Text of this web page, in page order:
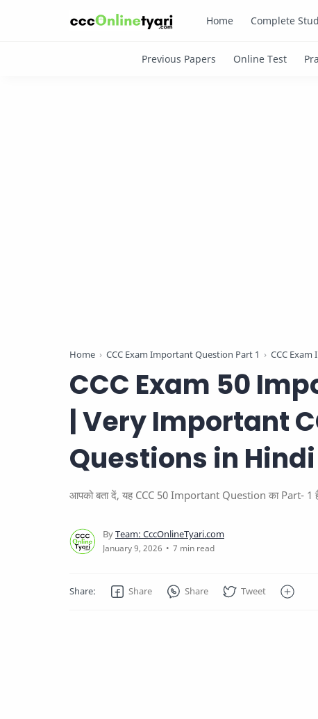
Home Complete
Home CCC Exam Important Question Part 1 CCC
CCC Exam 50
| Very Important
Questions in
आपको बता दें, यह CCC 50 Important Question का Part- 1
7 min read